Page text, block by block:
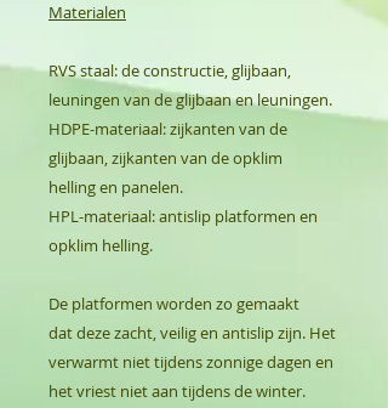
Materialen
RVS staal: de constructie, glijbaan,
leuningen van de glijbaan en leuningen.
HDPE-materiaal: zijkanten van de
glijbaan, zijkanten van de opklim
helling en panelen.
HPL-materiaal: antislip platformen en
opklim helling.
De platformen worden zo gemaakt
dat deze zacht, veilig en antislip zijn. Het
verwarmt niet tijdens zonnige dagen en
het vriest niet aan tijdens de winter.